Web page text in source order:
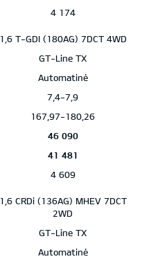
4 174
1,6 T-GDI (180AG) 7DCT 4WD
GT-Line TX
Automatinė
7,4-7,9
167,97-180,26
46 090
41 481
4 609
1,6 CRDi (136AG) MHEV 7DCT
2WD
GT-Line TX
Automatinė